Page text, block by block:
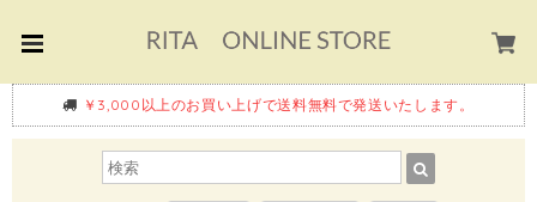
￥3,000以上のお買い上げで送料無料で発送いたします。